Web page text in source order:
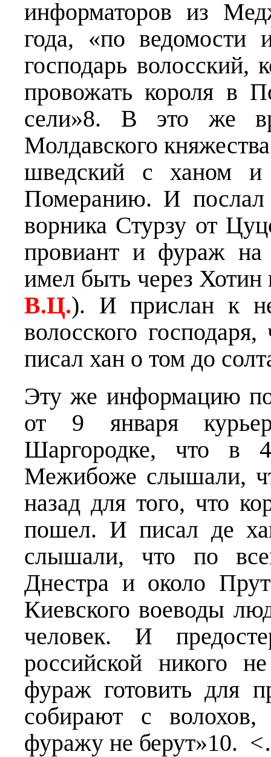
информаторов из
года, «по ведомости
господарь волосский,
провожать короля в
сели»8. В это же
Молдавского
шведский с ханом и
Померанию. И послал
ворника Стурзу от
провиант и фураж на
имел быть через
В.Ц.). И прислан к
волосского
писал хан о том до
Эту же информацию
от 9 января
Шаргородке, что в
Межибоже слышали,
назад для того, что
пошел. И писал де
слышали, что по
Днестра и около
Киевского воеводы
человек. И
российской никого
фураж готовить для
собирают с
фуражу не берут»10.